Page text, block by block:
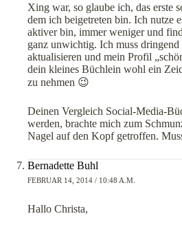
Xing war, so glaube ich, das erste
dem ich beigetreten bin. Ich nutze
aktiver bin, immer weniger und
ganz unwichtig. Ich muss dringend
aktualisieren und mein Profil
dein kleines Büchlein wohl ein
zu nehmen 😉
Deinen Vergleich Social-Media-
werden, brachte mich zum
Nagel auf den Kopf getroffen.
Bernadette Buhl
FEBRUAR 14, 2014 / 10:48 A.M.
Hallo Christa,